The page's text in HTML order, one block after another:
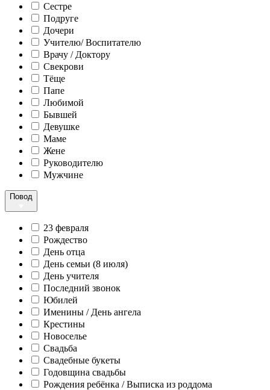
Сестре
Подруге
Дочери
Учителю/ Воспитателю
Врачу / Доктору
Свекрови
Тёще
Папе
Любимой
Бывшей
Девушке
Маме
Жене
Руководителю
Мужчине
Повод
23 февраля
Рождество
День отца
День семьи (8 июля)
День учителя
Последний звонок
Юбилей
Именины / День ангела
Крестины
Новоселье
Свадьба
Свадебные букеты
Годовщина свадьбы
Рождения ребёнка / Выписка из роддома